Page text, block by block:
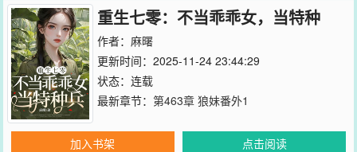
重生七零：不当乖乖女，当特种
兵！
作者： 麻曙
更新时间：2025-11-24 23:44:29
状态：连载
最新章节： 第463章 狼妹番外1
加入书架
点击阅读